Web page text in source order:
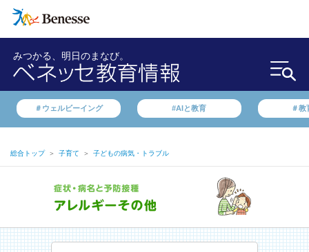
みつかる、明日のまなび。
＃ウェルビーイング #AIと教育 ＃教
総合トップ ＞ 子育て ＞ 子どもの病気・トラブル